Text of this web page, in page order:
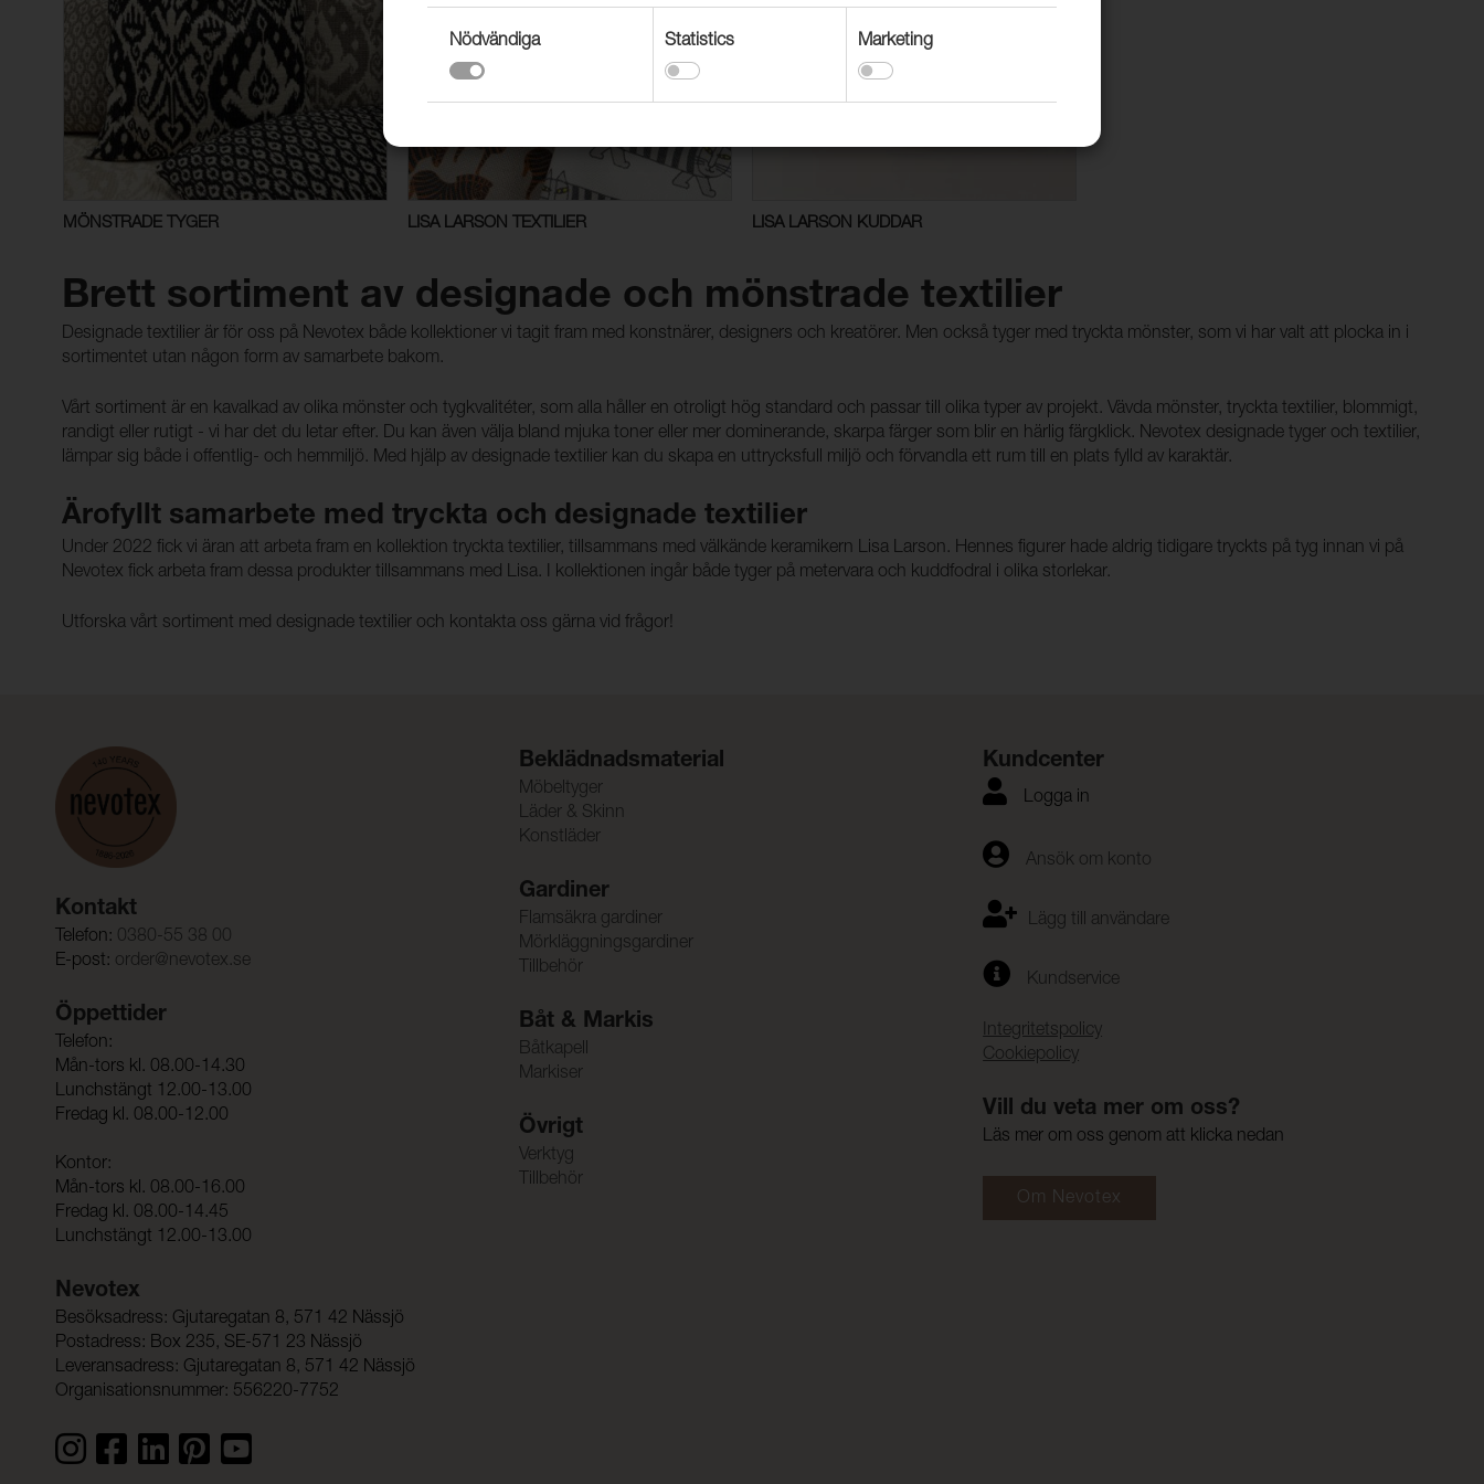
MÖNSTRADE TYGER LISA LARSON TEXTILIER LISA LARSON KUDDAR
Brett sortiment av designade och mönstrade textilier
Designade textilier är för oss på Nevotex både kollektioner vi tagit fram med konstnärer, designers och kreatörer. Men också tyger med tryckta mönster, som vi har valt att plocka in i
sortimentet utan någon form av samarbete bakom.
Vårt sortiment är en kavalkad av olika mönster och tygkvalitéter, som alla håller en otroligt hög standard och passar till olika typer av projekt. Vävda mönster, tryckta textilier, blommigt,
randigt eller rutigt - vi har det du letar efter. Du kan även välja bland mjuka toner eller mer dominerande, skarpa färger som blir en härlig färgklick. Nevotex designade tyger och textilier,
lämpar sig både i offentlig- och hemmiljö. Med hjälp av designade textilier kan du skapa en uttrycksfull miljö och förvandla ett rum till en plats fylld av karaktär.
Ärofyllt samarbete med tryckta och designade textilier
Under 2022 fick vi äran att arbeta fram en kollektion tryckta textilier, tillsammans med välkände keramikern Lisa Larson. Hennes figurer hade aldrig tidigare tryckts på tyg innan vi på
Nevotex fick arbeta fram dessa produkter tillsammans med Lisa. I kollektionen ingår både tyger på metervara och kuddfodral i olika storlekar.
Utforska vårt sortiment med designade textilier och kontakta oss gärna vid frågor!
Kontakt
Telefon: 0380-55 38 00
E-post: order@nevotex.se
Öppettider
Telefon:
Mån-tors kl. 08.00-14.30
Lunchstängt 12.00-13.00
Fredag kl. 08.00-12.00
Kontor:
Mån-tors kl. 08.00-16.00
Fredag kl. 08.00-14.45
Lunchstängt 12.00-13.00
Nevotex
Besöksadress: Gjutaregatan 8, 571 42 Nässjö
Postadress: Box 235, SE-571 23 Nässjö
Leveransadress: Gjutaregatan 8, 571 42 Nässjö
Organisationsnummer: 556220-7752
Beklädnadsmaterial
Möbeltyger
Läder & Skinn
Konstläder
Gardiner
Flamsäkra gardiner
Mörkläggningsgardiner
Tillbehör
Båt & Markis
Båtkapell
Markiser
Övrigt
Verktyg
Tillbehör
Kundcenter
Logga in
Ansök om konto
Lägg till användare
Kundservice
Integritetspolicy
Cookiepolicy
Vill du veta mer om oss?
Läs mer om oss genom att klicka nedan
Om Nevotex
Nödvändiga Statistics Marketing